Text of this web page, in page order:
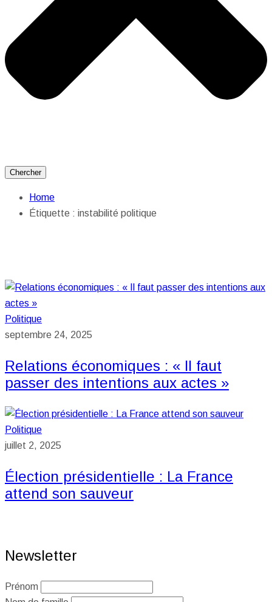
Chercher
Home
Étiquette : instabilité politique
Politique
septembre 24, 2025
Relations économiques : « Il faut
passer des intentions aux actes »
Politique
juillet 2, 2025
Élection présidentielle : La France
attend son sauveur
Newsletter
Prénom